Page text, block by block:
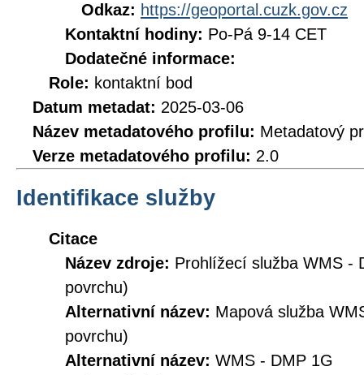
Odkaz: https://geoportal.cuzk.gov.cz
Kontaktní hodiny: Po-Pá 9-14 CET
Dodatečné informace:
Role: kontaktní bod
Datum metadat: 2025-03-06
Název metadatového profilu: Metadatový
Verze metadatového profilu: 2.0
Identifikace služby
Citace
Název zdroje: Prohlížecí služba WMS -
povrchu)
Alternativní název: Mapová služba
povrchu)
Alternativní název: WMS - DMP 1G